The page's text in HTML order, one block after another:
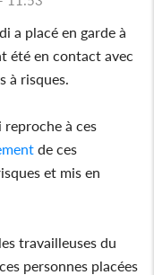
a placé en garde à
été en contact avec
à risques.
à ces
de ces
et mis en
travailleuses du
personnes placées